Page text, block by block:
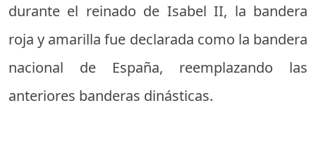
durante el reinado de Isabel II, la bandera
roja y amarilla fue declarada como la bandera
nacional de España, reemplazando las
anteriores banderas dinásticas.